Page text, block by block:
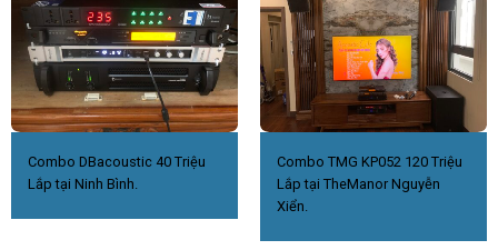
Combo DBacoustic 40 Triệu
Lắp tại Ninh Bình.
Combo TMG KP052 120 Triệu
Lắp tại TheManor Nguyễn
Xiển.